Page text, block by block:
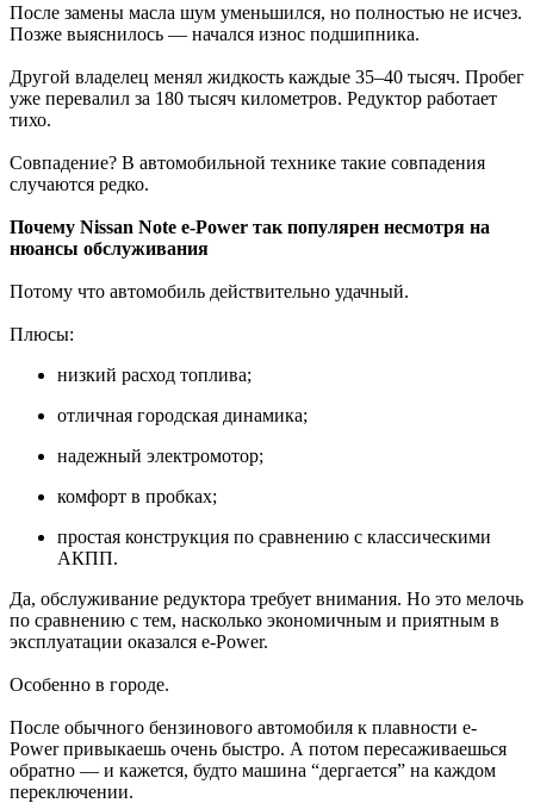
После замены масла шум уменьшился, но полностью не исчез.
Позже выяснилось — начался износ подшипника.
Другой владелец менял жидкость каждые 35–40 тысяч. Пробег
уже перевалил за 180 тысяч километров. Редуктор работает
тихо.
Совпадение? В автомобильной технике такие совпадения
случаются редко.
Почему Nissan Note e-Power так популярен несмотря на
нюансы обслуживания
Потому что автомобиль действительно удачный.
Плюсы:
низкий расход топлива;
отличная городская динамика;
надежный электромотор;
комфорт в пробках;
простая конструкция по сравнению с классическими
АКПП.
Да, обслуживание редуктора требует внимания. Но это мелочь
по сравнению с тем, насколько экономичным и приятным в
эксплуатации оказался e-Power.
Особенно в городе.
После обычного бензинового автомобиля к плавности e-
Power привыкаешь очень быстро. А потом пересаживаешься
обратно — и кажется, будто машина “дергается” на каждом
переключении.